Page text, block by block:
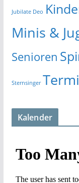
Jubilate Deo
Minis &
Senioren
Sternsinger
Kalender